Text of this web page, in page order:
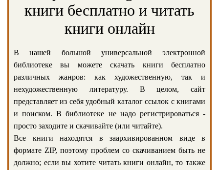
книги бесплатно и читать
книги онлайн
В нашей большой универсальной электронной
библиотеке вы можете скачать книги бесплатно
различных жанров: как художественную, так и
нехудожественную литературу. В целом, сайт
представляет из себя удобный каталог ссылок с книгами
и поиском. В библиотеке не надо регистрироваться -
просто заходите и скачивайте (или читайте).
Все книги находятся в заархивированном виде в
формате ZIP, поэтому проблем со скачиванием быть не
должно; если вы хотите читать книги онлайн, то также